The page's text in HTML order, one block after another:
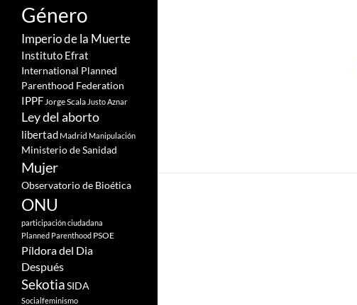
Género
Imperio de la Muerte
Instituto Efrat
International Planned
Parenthood Federation
IPPFJorge Scala Justo Aznar
Ley del aborto
libertad Madrid Manipulación
Ministerio de Sanidad
Mujer
Observatorio de Bioética
ONU
participación ciudadana
Planned Parenthood PSOE
Píldora del Dia
Después
SekotiaSIDA
Socialfeminismo